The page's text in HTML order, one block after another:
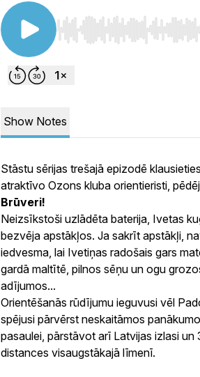
Use Left/Right to seek,
Show Notes
Stāstu sērijas trešajā epizodē
atraktīvo Ozons kluba orientieristi,
Brūveri!
Neizsīkstoši uzlādēta baterija, Ivetas
bezvēja apstākļos. Ja sakrīt apstākļi,
iedvesma, lai Ivetiņas radošais gars
gardā maltītē, pilnos sēņu un ogu
adījumos...
Orientēšanās rūdījumu ieguvusi vēl
spējusi pārvērst neskaitāmos
pasaulei, pārstāvot arī Latvijas izlasi
distances visaugstākajā līmenī.